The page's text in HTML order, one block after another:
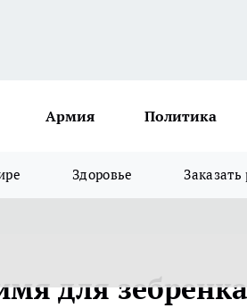
Армия Политика
Здоровье
для